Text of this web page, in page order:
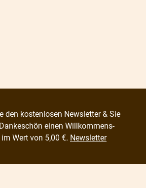
den kostenlosen Newsletter & Sie
einen Willkommens-
Wert von 5,00 €. Newsletter